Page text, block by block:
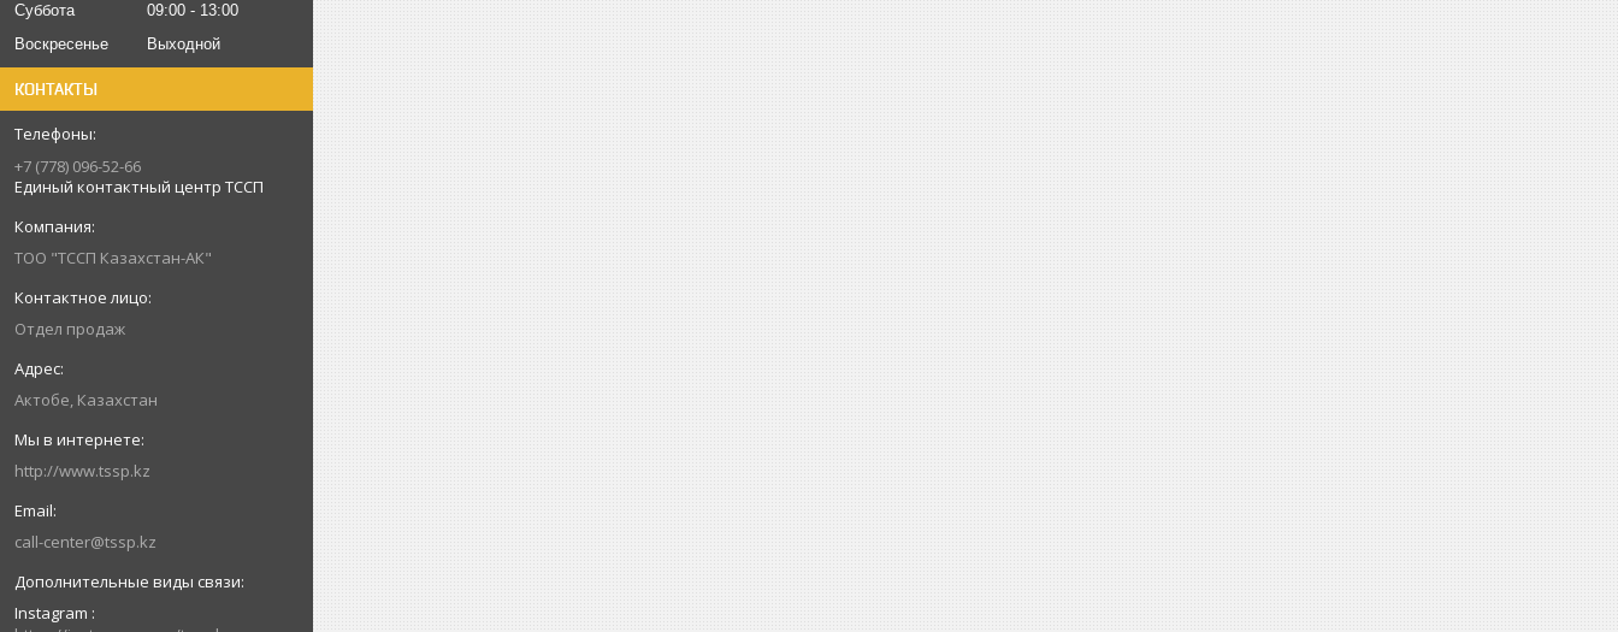
Суббота
09:00
13:00
Воскресенье
Выходной
КОНТАКТЫ
+7 (778) 096-52-66
Единый контактный центр ТССП
ТОО "ТССП Казахстан-АК"
Отдел продаж
Актобе, Казахстан
http://www.tssp.kz
call-center@tssp.kz
Instagram